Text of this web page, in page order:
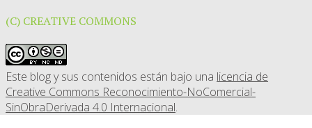
(C) CREATIVE COMMONS
Este blog y sus contenidos están bajo una licencia de
Creative Commons Reconocimiento-NoComercial-
SinObraDerivada 4.0 Internacional.